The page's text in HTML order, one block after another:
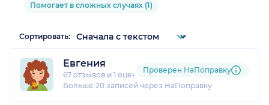
Помогает в сложных случаях (1)
Сортировать:
Евгения
67 отзывов и 1 оценка
Больше 20 записей через НаПоправку
Проверен НаПоправку